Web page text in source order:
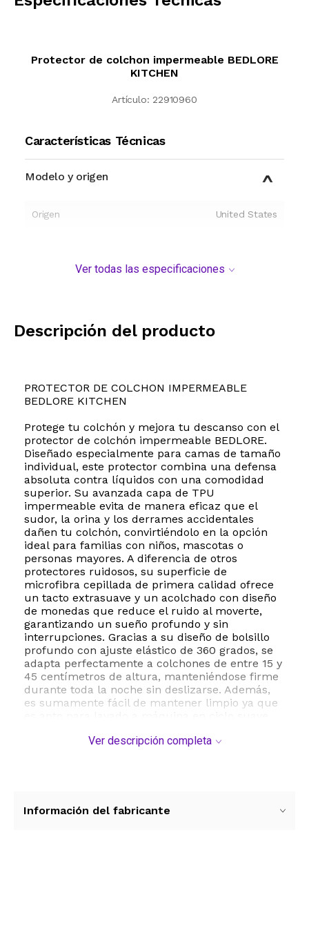
Protector de colchon impermeable BEDLORE
KITCHEN
Artículo: 22910960
Características Técnicas
Modelo y origen
Origen United States
Ver todas las especificaciones
Descripción del producto
PROTECTOR DE COLCHON IMPERMEABLE
BEDLORE KITCHEN
Protege tu colchón y mejora tu descanso con el
protector de colchón impermeable BEDLORE.
Diseñado especialmente para camas de tamaño
individual, este protector combina una defensa
absoluta contra líquidos con una comodidad
superior. Su avanzada capa de TPU
impermeable evita de manera eficaz que el
sudor, la orina y los derrames accidentales
dañen tu colchón, convirtiéndolo en la opción
ideal para familias con niños, mascotas o
personas mayores. A diferencia de otros
protectores ruidosos, su superficie de
microfibra cepillada de primera calidad ofrece
un tacto extrasuave y un acolchado con diseño
de monedas que reduce el ruido al moverte,
garantizando un sueño profundo y sin
interrupciones. Gracias a su diseño de bolsillo
profundo con ajuste elástico de 360 grados, se
adapta perfectamente a colchones de entre 15 y
45 centímetros de altura, manteniéndose firme
durante toda la noche sin deslizarse. Además,
es sumamente fácil de mantener limpio ya que
protegida todos los días con la calidad y
RIGE PARA LOS ENVíOS POSTALES
Ver descripción completa
Información del fabricante